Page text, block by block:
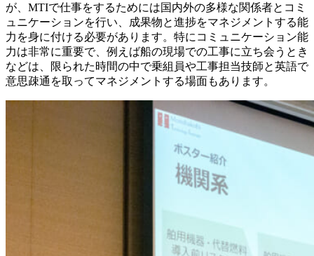
が、MTIで仕事をするためには国内外の多様な関係者とコミ
ュニケーションを行い、成果物と進捗をマネジメントする能
力を身に付ける必要があります。特にコミュニケーション能
力は非常に重要で、例えば船の現場での工事に立ち会うとき
などは、限られた時間の中で乗組員や工事担当技師と英語で
意思疎通を取ってマネジメントする場面もあります。